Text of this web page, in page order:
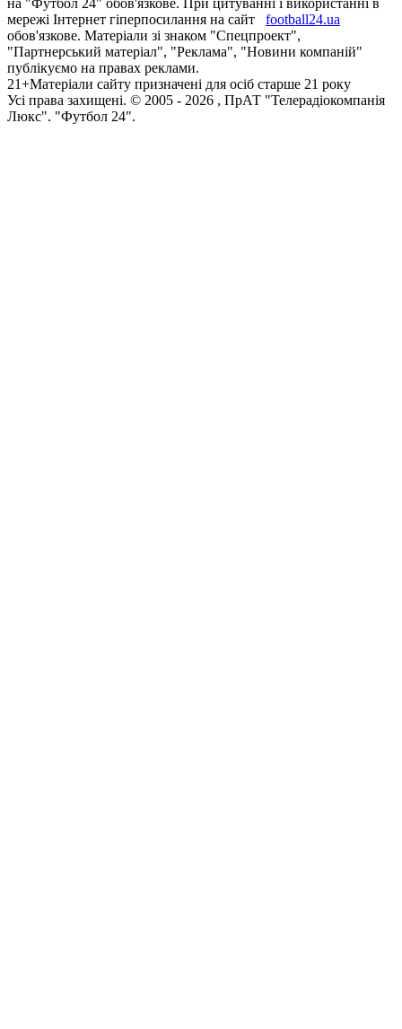
на "Футбол 24" обов'язкове. При цитуванні і використанні в
мережі Інтернет гіперпосилання на сайт
football24.ua
обов'язкове. Матеріали зі знаком "Спецпроект",
"Партнерський матеріал", "Реклама", "Новини компаній"
публікуємо на правах реклами.
21+Матеріали сайту призначені для осіб старше 21 року
Усi права захищенi. © 2005 - 2026 , ПрАТ "Телерадіокомпанія
Люкс". "Футбол 24".